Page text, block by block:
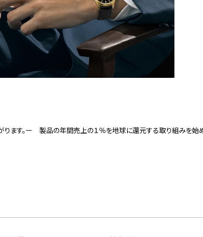
ます。ー 製品の年間売上の１％を地球に還元する取り組みを始